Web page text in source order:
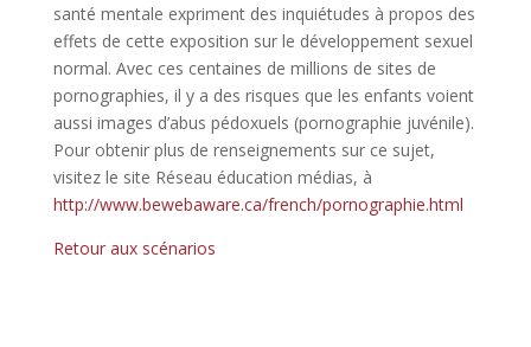
santé mentale expriment des inquiétudes à propos des
effets de cette exposition sur le développement sexuel
normal. Avec ces centaines de millions de sites de
pornographies, il y a des risques que les enfants voient
aussi images d’abus pédoxuels (pornographie juvénile).
Pour obtenir plus de renseignements sur ce sujet,
visitez le site Réseau éducation médias, à
http://www.bewebaware.ca/french/pornographie.html
Retour aux scénarios